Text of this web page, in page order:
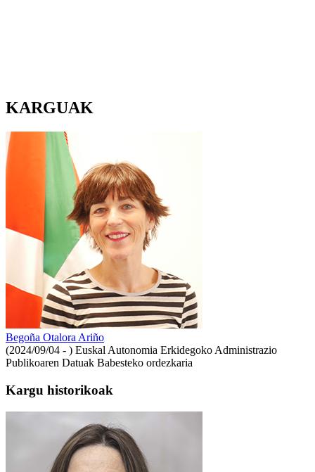
KARGUAK
Begoña Otalora Ariño
(2024/09/04 - ) Euskal Autonomia Erkidegoko Administrazio
Publikoaren Datuak Babesteko ordezkaria
Kargu historikoak